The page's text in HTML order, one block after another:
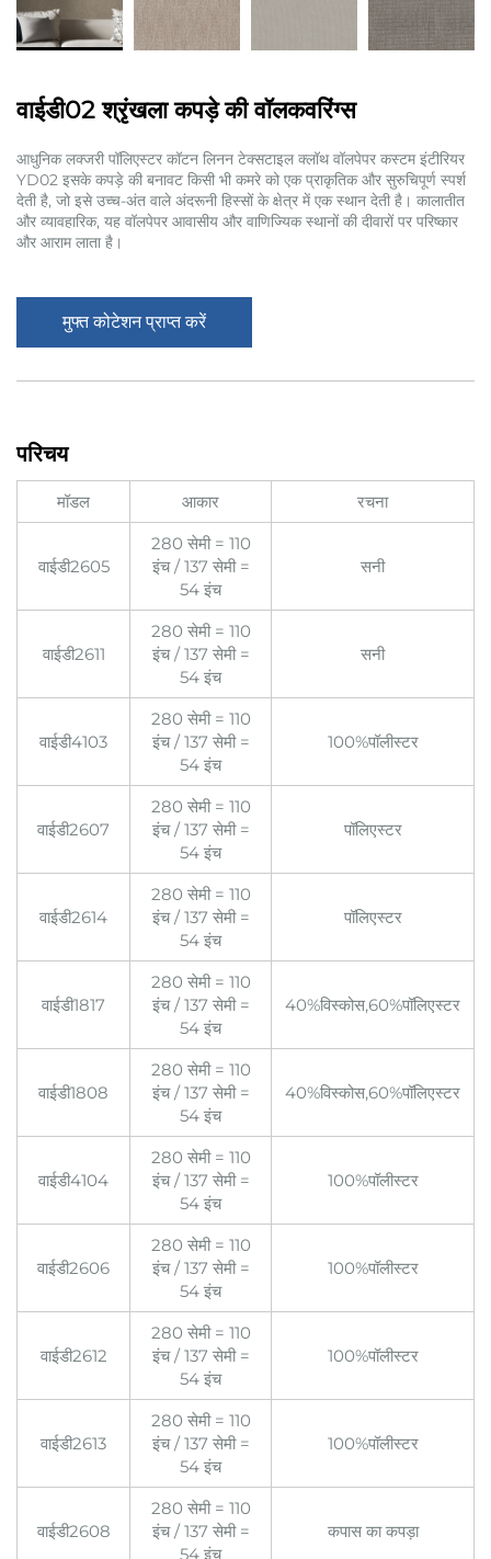
वाईडी02 श्रृंखला कपड़े की वॉलकवरिंग्स
आधुनिक लक्जरी पॉलिएस्टर कॉटन लिनन टेक्सटाइल क्लॉथ वॉलपेपर कस्टम इंटीरियर
YD02 इसके कपड़े की बनावट किसी भी कमरे को एक प्राकृतिक और सुरुचिपूर्ण स्पर्श
देती है, जो इसे उच्च-अंत वाले अंदरूनी हिस्सों के क्षेत्र में एक स्थान देती है। कालातीत
और व्यावहारिक, यह वॉलपेपर आवासीय और वाणिज्यिक स्थानों की दीवारों पर परिष्कार
और आराम लाता है।
मुफ्त कोटेशन प्राप्त करें
परिचय
मॉडल आकार रचना
वाईडी2605
280 सेमी = 110
इंच / 137 सेमी =
54 इंच
सनी
वाईडी2611
280 सेमी = 110
इंच / 137 सेमी =
54 इंच
सनी
वाईडी4103
280 सेमी = 110
इंच / 137 सेमी =
54 इंच
100%पॉलीस्टर
वाईडी2607
280 सेमी = 110
इंच / 137 सेमी =
54 इंच
पॉलिएस्टर
वाईडी2614
280 सेमी = 110
इंच / 137 सेमी =
54 इंच
पॉलिएस्टर
वाईडी1817
280 सेमी = 110
इंच / 137 सेमी =
54 इंच
40%विस्कोस,60%पॉलिएस्टर
वाईडी1808
280 सेमी = 110
इंच / 137 सेमी =
54 इंच
40%विस्कोस,60%पॉलिएस्टर
वाईडी4104
280 सेमी = 110
इंच / 137 सेमी =
54 इंच
100%पॉलीस्टर
वाईडी2606
280 सेमी = 110
इंच / 137 सेमी =
54 इंच
100%पॉलीस्टर
वाईडी2612
280 सेमी = 110
इंच / 137 सेमी =
54 इंच
100%पॉलीस्टर
वाईडी2613
280 सेमी = 110
इंच / 137 सेमी =
54 इंच
100%पॉलीस्टर
वाईडी2608
280 सेमी = 110
इंच / 137 सेमी =
54 इंच
कपास का कपड़ा